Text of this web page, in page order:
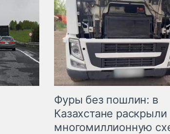
Фуры без пошлин: в
Казахстане раскрыли
многомиллионную